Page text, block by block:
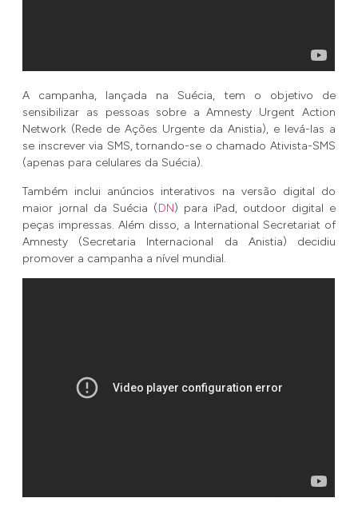
A campanha, lançada na Suécia, tem o objetivo de
sensibilizar as pessoas sobre a Amnesty Urgent Action
Network (Rede de Ações Urgente da Anistia), e levá-las a
se inscrever via SMS, tornando-se o chamado Ativista-SMS
(apenas para celulares da Suécia).
Também inclui anúncios interativos na versão digital do
maior jornal da Suécia (DN) para iPad, outdoor digital e
peças impressas. Além disso, a International Secretariat of
Amnesty (Secretaria Internacional da Anistia) decidiu
promover a campanha a nível mundial.